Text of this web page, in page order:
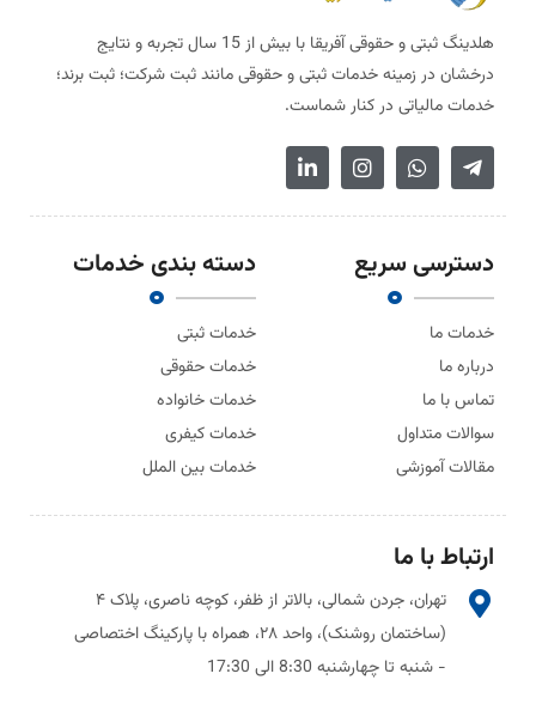
هلدینگ ثبتی و حقوقی آفریقا با بیش از 15 سال تجربه و نتایج
درخشان در زمینه خدمات ثبتی و حقوقی مانند ثبت شرکت؛ ثبت برند؛
خدمات مالیاتی در کنار شماست.
دسترسی سریع
خدمات ما
درباره ما
تماس با ما
سوالات متداول
مقالات آموزشی
دسته بندی خدمات
خدمات ثبتی
خدمات حقوقی
خدمات خانواده
خدمات کیفری
خدمات بین الملل
ارتباط با ما
تهران، جردن شمالی، بالاتر از ظفر، کوچه ناصری، پلاک ۴
(ساختمان روشنک)، واحد ۲۸، همراه با پارکینگ اختصاصی
- شنبه تا چهارشنبه 8:30 الی 17:30